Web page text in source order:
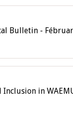
Bulletin -
Inclusion in